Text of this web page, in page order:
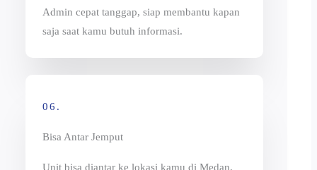
Admin cepat tanggap, siap membantu kapan
saja saat kamu butuh informasi.
06.
Bisa Antar Jemput
Unit bisa diantar ke lokasi kamu di Medan,